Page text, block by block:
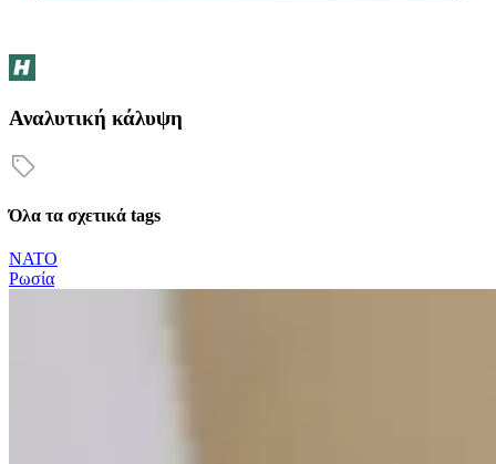
Αναλυτική κάλυψη
Όλα τα σχετικά tags
ΝΑΤΟ
Ρωσία